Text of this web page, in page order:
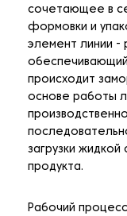
сочетающее в
формовки и
элемент линии -
происходит
основе работы
загрузки
продукта.
Рабочий